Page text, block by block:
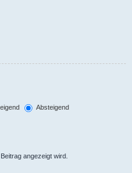
Absteigend
angezeigt wird.